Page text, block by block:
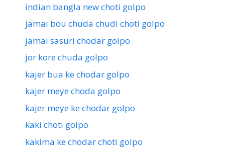
indian bangla new choti golpo
jamai bou chuda chudi choti golpo
jamai sasuri chodar golpo
jor kore chuda golpo
kajer bua ke chodar golpo
kajer meye choda golpo
kajer meye ke chodar golpo
kaki choti golpo
kakima ke chodar choti golpo